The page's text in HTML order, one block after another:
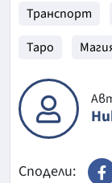
Транспорт
Таро
Сподели: